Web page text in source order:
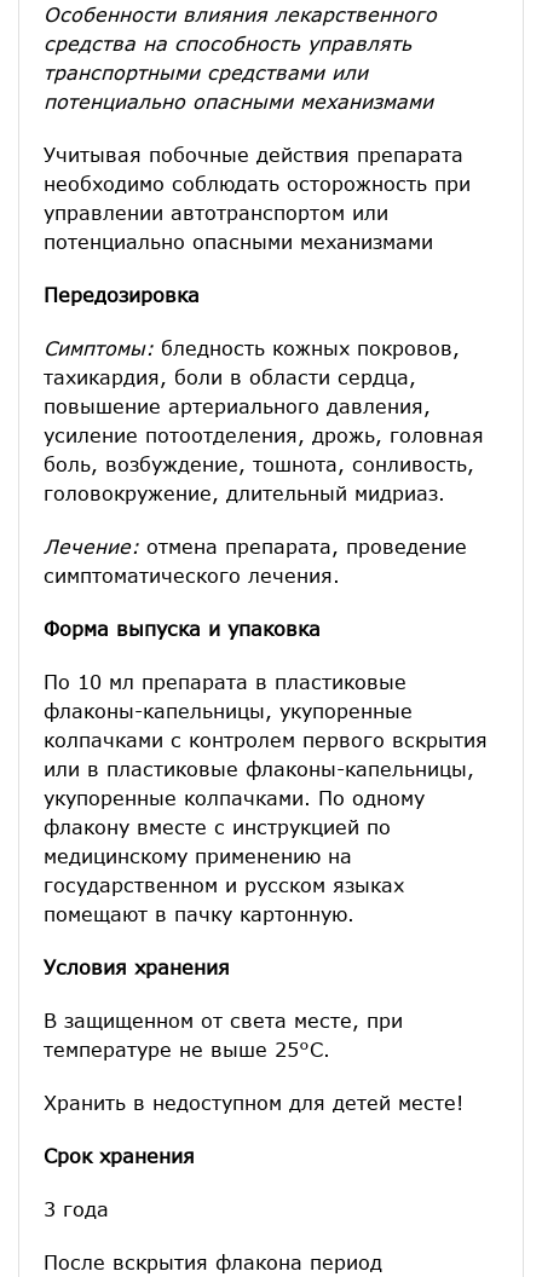
Особенности влияния лекарственного
средства на способность управлять
транспортными средствами или
потенциально опасными механизмами
Учитывая побочные действия препарата
необходимо соблюдать осторожность при
управлении автотранспортом или
потенциально опасными механизмами
Передозировка
Симптомы: бледность кожных покровов,
тахикардия, боли в области сердца,
повышение артериального давления,
усиление потоотделения, дрожь, головная
боль, возбуждение, тошнота, сонливость,
головокружение, длительный мидриаз.
Лечение: отмена препарата, проведение
симптоматического лечения.
Форма выпуска и упаковка
По 10 мл препарата в пластиковые
флаконы-капельницы, укупоренные
колпачками с контролем первого вскрытия
или в пластиковые флаконы-капельницы,
укупоренные колпачками. По одному
флакону вместе с инструкцией по
медицинскому применению на
государственном и русском языках
помещают в пачку картонную.
Условия хранения
В защищенном от света месте, при
температуре не выше 25°С.
Хранить в недоступном для детей месте!
Срок хранения
3 года
После вскрытия флакона период